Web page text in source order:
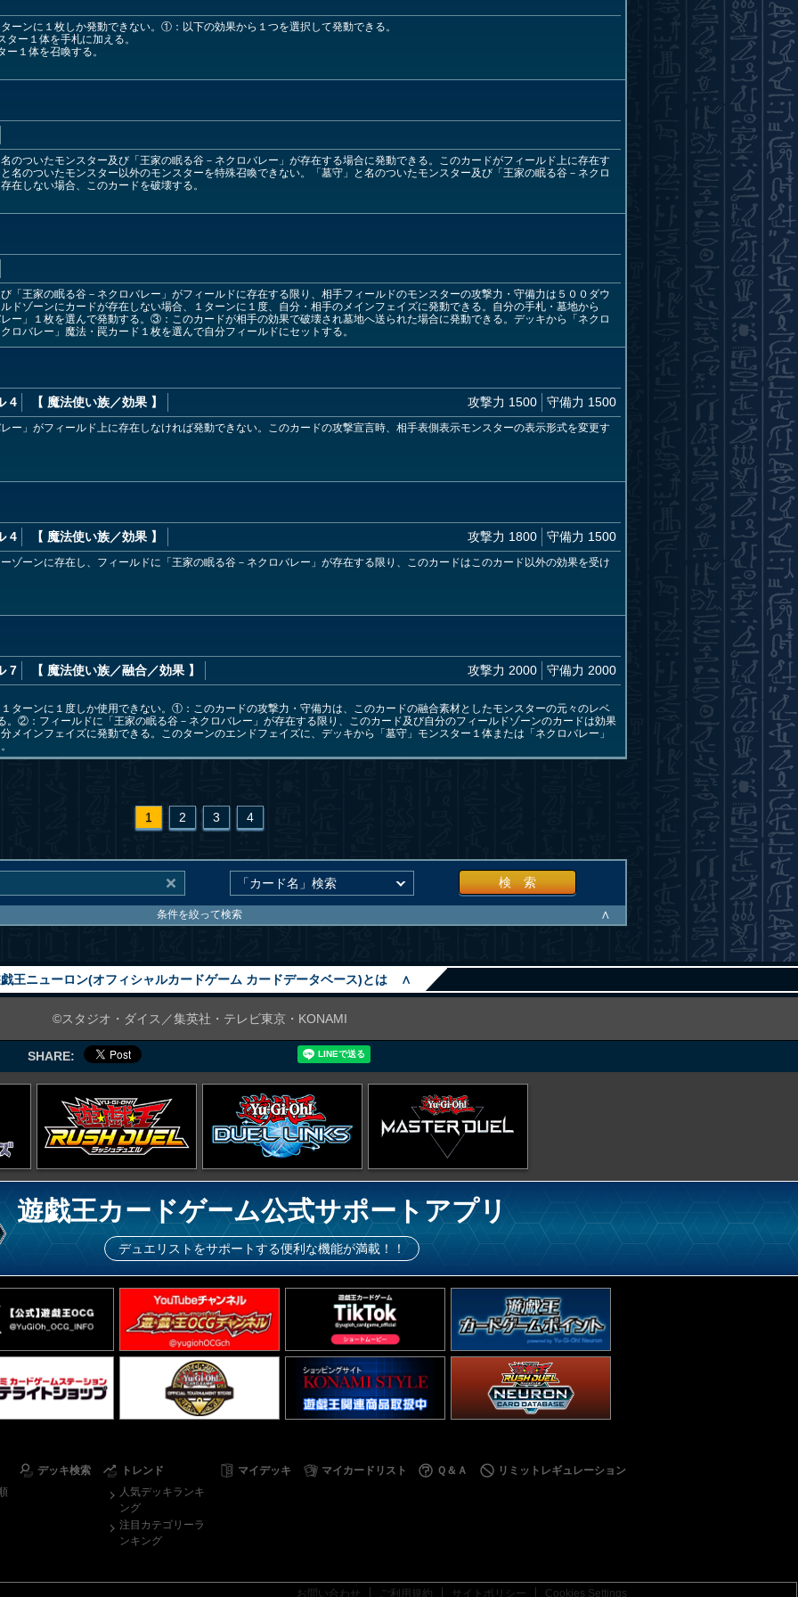
ーンに１枚しか発動できない。①：以下の効果から１つを選択して発動できる。
ー１体を手札に加える。
１体を召喚する。
のついたモンスター及び「王家の眠る谷－ネクロバレー」が存在する場合に発動できる。このカードがフィールド上に存在す
名のついたモンスター以外のモンスターを特殊召喚できない。「墓守」と名のついたモンスター及び「王家の眠る谷－ネクロ
在しない場合、このカードを破壊する。
「王家の眠る谷－ネクロバレー」がフィールドに存在する限り、相手フィールドのモンスターの攻撃力・守備力は５００ダウ
ドゾーンにカードが存在しない場合、１ターンに１度、自分・相手のメインフェイズに発動できる。自分の手札・墓地から
ー」１枚を選んで発動する。③：このカードが相手の効果で破壊され墓地へ送られた場合に発動できる。デッキから「ネクロ
ロバレー」魔法・罠カード１枚を選んで自分フィールドにセットする。
4 【 魔法使い族／効果 】 攻撃力 1500 守備力 1500
ー」がフィールド上に存在しなければ発動できない。このカードの攻撃宣言時、相手表側表示モンスターの表示形式を変更す
4 【 魔法使い族／効果 】 攻撃力 1800 守備力 1500
ゾーンに存在し、フィールドに「王家の眠る谷－ネクロバレー」が存在する限り、このカードはこのカード以外の効果を受け
7 【 魔法使い族／融合／効果 】 攻撃力 2000 守備力 2000
ターンに１度しか使用できない。①：このカードの攻撃力・守備力は、このカードの融合素材としたモンスターの元々のレベ
。②：フィールドに「王家の眠る谷－ネクロバレー」が存在する限り、このカード及び自分のフィールドゾーンのカードは効果
メインフェイズに発動できる。このターンのエンドフェイズに、デッキから「墓守」モンスター１体または「ネクロバレー」
1 2 3 4
検 索
条件を絞って検索 ∧
王ニューロン(オフィシャルカードゲーム カードデータベース)とは ∧
©スタジオ・ダイス／集英社・テレビ東京・KONAMI
SHARE:
遊戯王カードゲーム公式サポートアプリ
デュエリストをサポートする便利な機能が満載！！
デッキ検索
トレンド
人気デッキランキ
ング
注目カテゴリーラ
ンキング
マイデッキ マイカードリスト Ｑ＆Ａ リミットレギュレーション
お問い合わせ ご利用規約 サイトポリシー Cookies Settings